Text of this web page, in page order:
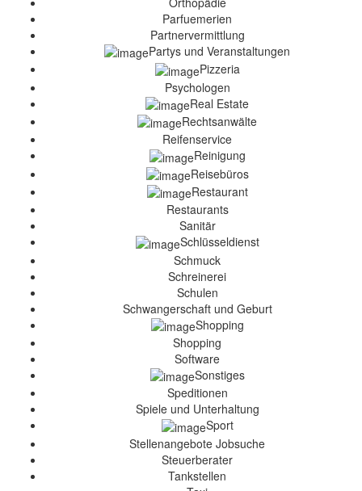
Parfuemerien
Partnervermittlung
Partys und Veranstaltungen
Pizzeria
Psychologen
Real Estate
Rechtsanwälte
Reifenservice
Reinigung
Reisebüros
Restaurant
Restaurants
Sanitär
Schlüsseldienst
Schmuck
Schreinerei
Schulen
Schwangerschaft und Geburt
Shopping
Shopping
Software
Sonstiges
Speditionen
Spiele und Unterhaltung
Sport
Stellenangebote Jobsuche
Steuerberater
Tankstellen